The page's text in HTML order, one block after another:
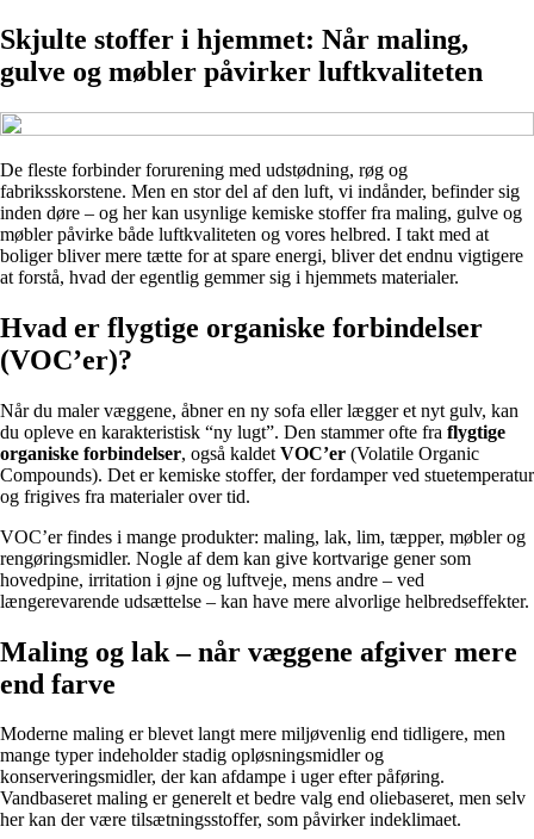
Skjulte stoffer i hjemmet: Når maling,
gulve og møbler påvirker luftkvaliteten
De fleste forbinder forurening med udstødning, røg og
fabriksskorstene. Men en stor del af den luft, vi indånder, befinder sig
inden døre – og her kan usynlige kemiske stoffer fra maling, gulve og
møbler påvirke både luftkvaliteten og vores helbred. I takt med at
boliger bliver mere tætte for at spare energi, bliver det endnu vigtigere
at forstå, hvad der egentlig gemmer sig i hjemmets materialer.
Hvad er flygtige organiske forbindelser
(VOC’er)?
Når du maler væggene, åbner en ny sofa eller lægger et nyt gulv, kan
du opleve en karakteristisk “ny lugt”. Den stammer ofte fra flygtige
organiske forbindelser, også kaldet VOC’er (Volatile Organic
Compounds). Det er kemiske stoffer, der fordamper ved stuetemperatur
og frigives fra materialer over tid.
VOC’er findes i mange produkter: maling, lak, lim, tæpper, møbler og
rengøringsmidler. Nogle af dem kan give kortvarige gener som
hovedpine, irritation i øjne og luftveje, mens andre – ved
længerevarende udsættelse – kan have mere alvorlige helbredseffekter.
Maling og lak – når væggene afgiver mere
end farve
Moderne maling er blevet langt mere miljøvenlig end tidligere, men
mange typer indeholder stadig opløsningsmidler og
konserveringsmidler, der kan afdampe i uger efter påføring.
Vandbaseret maling er generelt et bedre valg end oliebaseret, men selv
her kan der være tilsætningsstoffer, som påvirker indeklimaet.